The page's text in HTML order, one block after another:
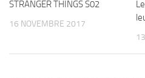
STRANGER THINGS S02
16 NOVEMBRE 2017